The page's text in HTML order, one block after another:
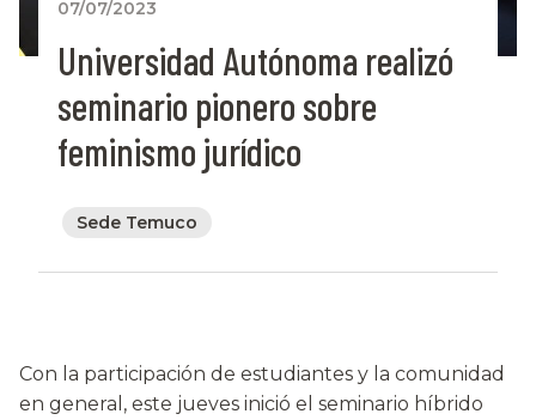
07/07/2023
Universidad Autónoma realizó
seminario pionero sobre
feminismo jurídico
Sede Temuco
Con la participación de estudiantes y la comunidad
en general, este jueves inició el seminario híbrido